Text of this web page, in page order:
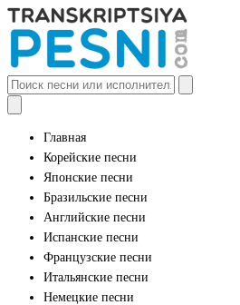
Главная
Корейские песни
Японские песни
Бразильские песни
Английские песни
Испанские песни
Французские песни
Итальянские песни
Немецкие песни